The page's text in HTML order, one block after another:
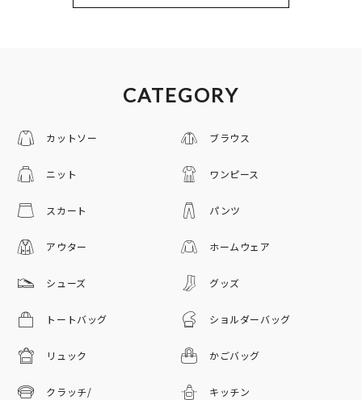
CATEGORY
カットソー ブラウス
ニット ワンピース
スカート パンツ
アウター ホームウェア
シューズ グッズ
トートバッグ ショルダーバッグ
リュック かごバッグ
クラッチ/
キッチン